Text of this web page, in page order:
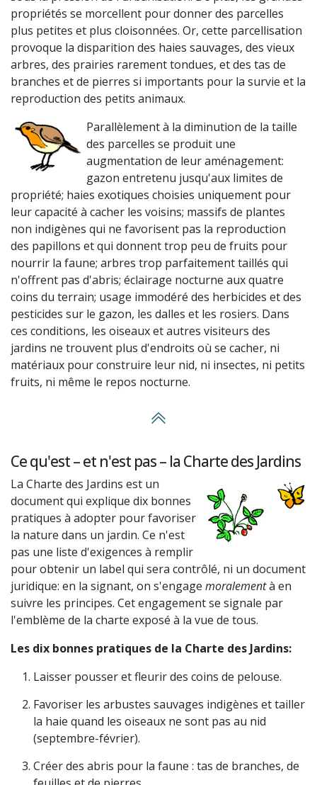
propriétés se morcellent pour donner des parcelles
plus petites et plus cloisonnées. Or, cette parcellisation
provoque la disparition des haies sauvages, des vieux
arbres, des prairies rarement tondues, et des tas de
branches et de pierres si importants pour la survie et la
reproduction des petits animaux.
Parallèlement à la diminution de la taille
des parcelles se produit une
augmentation de leur aménagement:
gazon entretenu jusqu'aux limites de
propriété; haies exotiques choisies uniquement pour
leur capacité à cacher les voisins; massifs de plantes
non indigènes qui ne favorisent pas la reproduction
des papillons et qui donnent trop peu de fruits pour
nourrir la faune; arbres trop parfaitement taillés qui
n'offrent pas d'abris; éclairage nocturne aux quatre
coins du terrain; usage immodéré des herbicides et des
pesticides sur le gazon, les dalles et les rosiers. Dans
ces conditions, les oiseaux et autres visiteurs des
jardins ne trouvent plus d'endroits où se cacher, ni
matériaux pour construire leur nid, ni insectes, ni petits
fruits, ni même le repos nocturne.
Ce qu'est – et n'est pas – la Charte des Jardins
La Charte des Jardins est un
document qui explique dix bonnes
pratiques à adopter pour favoriser
la nature dans un jardin. Ce n'est
pas une liste d'exigences à remplir
pour obtenir un label qui sera contrôlé, ni un document
juridique: en la signant, on s'engage moralementà en
suivre les principes. Cet engagement se signale par
l'emblème de la charte exposé à la vue de tous.
Les dix bonnes pratiques de la Charte des Jardins:
Laisser pousser et fleurir des coins de pelouse.
Favoriser les arbustes sauvages indigènes et tailler
la haie quand les oiseaux ne sont pas au nid
(septembre-février).
Créer des abris pour la faune : tas de branches, de